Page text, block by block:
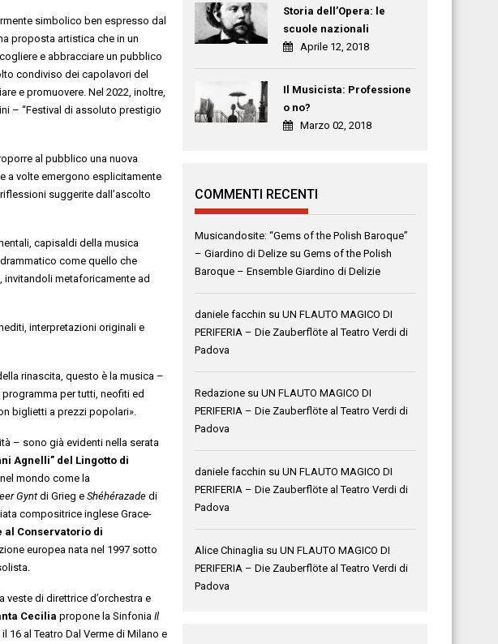
simbolico ben espresso dal
proposta artistica che in un
e abbracciare un pubblico
condiviso dei capolavori del
e promuovere. Nel 2022, inoltre,
– “Festival di assoluto prestigio
al pubblico una nuova
a volte emergono esplicitamente
suggerite dall’ascolto
capisaldi della musica
come quello che
invitandoli metaforicamente ad
interpretazioni originali e
rinascita, questo è la musica –
per tutti, neofiti ed
biglietti a prezzi popolari».
– sono già evidenti nella serata
Agnelli” del Lingotto di
mondo come la
Gyntdi Grieg e Shéhérazade di
compositrice inglese Grace-
al Conservatorio di
europea nata nel 1997 sotto
di direttrice d’orchestra e
Cecilia propone la Sinfonia Il
16 al Teatro Dal Verme di Milano e
Storia dell’Opera: le
scuole nazionali
Aprile 12, 2018
Il Musicista: Professione
o no?
Marzo 02, 2018
COMMENTI RECENTI
Musicandosite: “Gems of the Polish Baroque”
– Giardino di Delize suGems of the Polish
Baroque – Ensemble Giardino di Delizie
daniele facchin suUN FLAUTO MAGICO DI
PERIFERIA – Die Zauberflöte al Teatro Verdi di
Padova
Redazione suUN FLAUTO MAGICO DI
PERIFERIA – Die Zauberflöte al Teatro Verdi di
Padova
daniele facchin suUN FLAUTO MAGICO DI
PERIFERIA – Die Zauberflöte al Teatro Verdi di
Padova
Alice Chinaglia suUN FLAUTO MAGICO DI
PERIFERIA – Die Zauberflöte al Teatro Verdi di
Padova